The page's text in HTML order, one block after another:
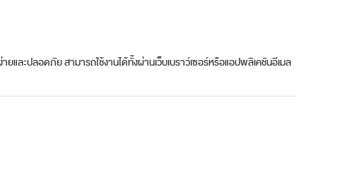
ละปลอดภัย สามารถใช้งานได้ทั้งผ่านเว็บเบราว์เซอร์หรือแอปพลิเคชันอีเมล